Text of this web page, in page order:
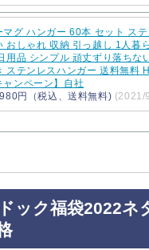
マグ ハンガー 60本 セット ス
おしゃれ 収納 引っ越し 1人暮
用品 シンプル 頑丈ずり落ちな
ステンレスハンガー 送料無料
ャンペーン】自社
円（税込、送料無料) (2021/
ック福袋2022ネ